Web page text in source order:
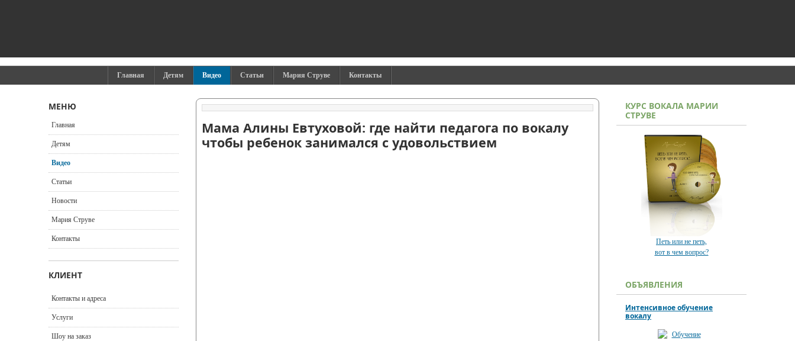
Главная Детям Видео Статьи Мария Струве Контакты
Мама Алины Евтуховой: где найти педагога по вокалу
чтобы ребенок занимался с удовольствием
МЕНЮ
Главная
Детям
Видео
Статьи
Новости
Мария Струве
Контакты
КЛИЕНТ
Контакты и адреса
Услуги
Шоу на заказ
КУРС ВОКАЛА МАРИИ
СТРУВЕ
Петь или не петь,
вот в чем вопрос?
ОБЪЯВЛЕНИЯ
Интенсивное обучение
вокалу